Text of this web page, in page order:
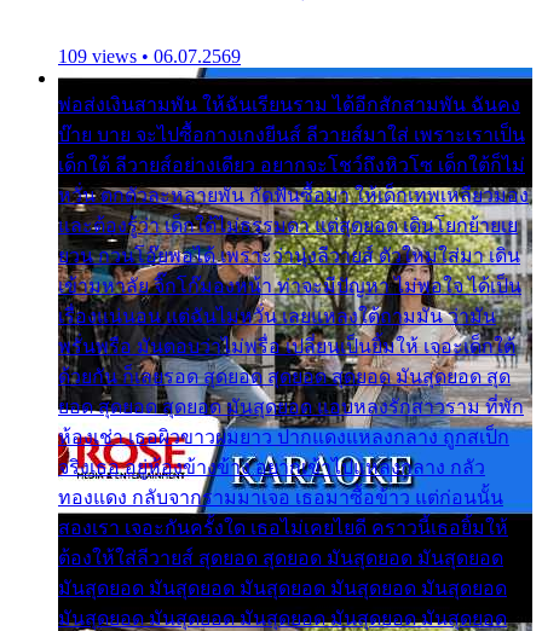
109 views • 06.07.2569
พ่อส่งเงินสามพัน ให้ฉันเรียนราม ได้อีกสักสามพัน ฉันคง
บ๊าย บาย จะไปซื้อกางเกงยีนส์ ลีวายส์มาใส่ เพราะเราเป็น
เด็กใต้ ลีวายส์อย่างเดียว อยากจะโชว์ถึงหิวโซ เด็กใต้ก็ไม่
หวั่น ตกตัวละหลายพัน กัดฟันซื้อมา ให้เด็กเทพเหลียวมอง
และต้องรู้ว่า เด็กใต้ไม่ธรรมดา แต่สุดยอด เดินโยกย้ายเย
ยวน กวนโอ๊ยพอได้ เพราะว่านุ่งลีวายส์ ตัวใหม่ใส่มา เดิน
เข้ามหาลัย จิ๊กโก๊มองหน้า ท่าจะมีปัญหา ไม่พอใจ ได้เป็น
เรื่องแน่นอน แต่ฉันไม่หวั่น เลยแหลงใต้ถามมัน ว่ามัน
พรั่นพรือ มันตอบว่าไม่พรื่อ เปลี่ยนเป็นยิ้มให้ เจอะเด็กใต้
ด้วยกัน ก็เลยรอด สุดยอด สุดยอด สุดยอด มันสุดยอด สุด
ยอด สุดยอด สุดยอด มันสุดยอด แอบหลงรักสาวราม ที่พัก
ห้องเช่า เธอผิวขาวผมยาว ปากแดงแหลงกลาง ถูกสเป็ก
จริงเธอ อยู่ห้องข้างข้าง อยากเข้าไปแหลงกลาง กลัว
ทองแดง กลับจากรามมาเจอ เธอมาซื้อข้าว แต่ก่อนนั้น
สองเรา เจอะกันครั้งใด เธอไม่เคยไยดี คราวนี้เธอยิ้มให้
ต้องให้ใส่ลีวายส์ สุดยอด สุดยอด มันสุดยอด มันสุดยอด
มันสุดยอด มันสุดยอด มันสุดยอด มันสุดยอด มันสุดยอด
มันสุดยอด มันสุดยอด มันสุดยอด มันสุดยอด มันสุดยอด